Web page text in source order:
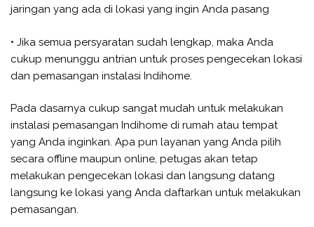
jaringan yang ada di lokasi yang ingin Anda pasang
• Jika semua persyaratan sudah lengkap, maka Anda
cukup menunggu antrian untuk proses pengecekan lokasi
dan pemasangan instalasi Indihome.
Pada dasarnya cukup sangat mudah untuk melakukan
instalasi pemasangan Indihome di rumah atau tempat
yang Anda inginkan. Apa pun layanan yang Anda pilih
secara offline maupun online, petugas akan tetap
melakukan pengecekan lokasi dan langsung datang
langsung ke lokasi yang Anda daftarkan untuk melakukan
pemasangan.